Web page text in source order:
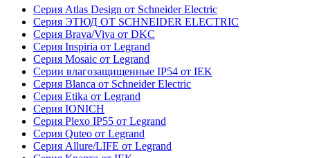
Серия Atlas Design от Schneider Electric
Серия ЭТЮД ОТ SCHNEIDER ELECTRIC
Серия Brava/Viva от DKC
Серия Inspiria от Legrand
Серия Mosaic от Legrand
Серии влагозащищенные IP54 от IEK
Серия Blanca от Schneider Electric
Серия Etika от Legrand
Серия IONICH
Серия Plexo IP55 от Legrand
Серия Quteo от Legrand
Серия Allure/LIFE от Legrand